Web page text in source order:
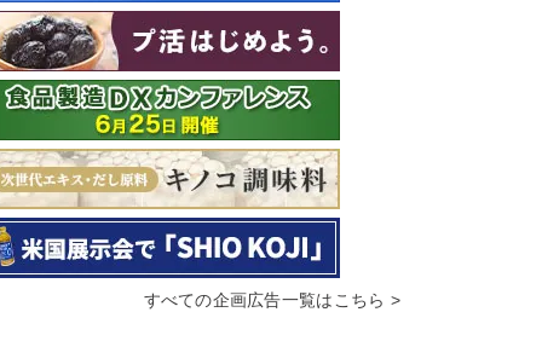
すべての企画広告一覧はこちら >